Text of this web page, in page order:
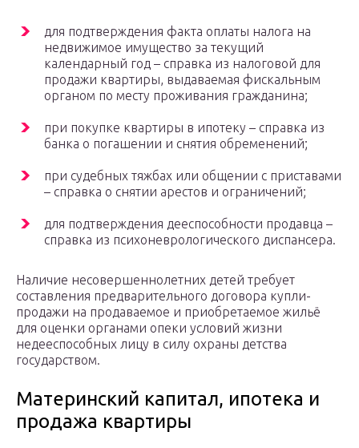
для подтверждения факта оплаты налога на
недвижимое имущество за текущий
календарный год – справка из налоговой для
продажи квартиры, выдаваемая фискальным
органом по месту проживания гражданина;
при покупке квартиры в ипотеку – справка из
банка о погашении и снятия обременений;
при судебных тяжбах или общении с приставами
– справка о снятии арестов и ограничений;
для подтверждения дееспособности продавца –
справка из психоневрологического диспансера.
Наличие несовершеннолетних детей требует
составления предварительного договора купли-
продажи на продаваемое и приобретаемое жильё
для оценки органами опеки условий жизни
недееспособных лицу в силу охраны детства
государством.
Материнский капитал, ипотека и
продажа квартиры